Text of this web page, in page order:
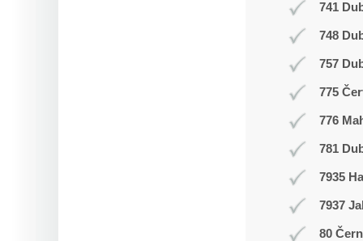
741
748
757
775
776
781
7935
7937
80